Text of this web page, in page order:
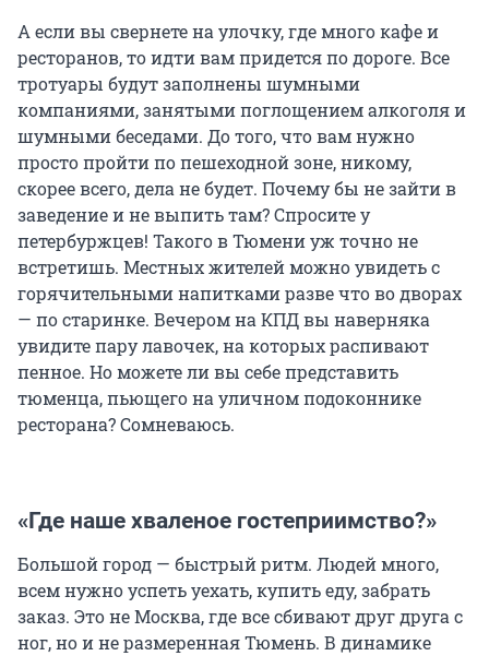
А если вы свернете на улочку, где много кафе и
ресторанов, то идти вам придется по дороге. Все
тротуары будут заполнены шумными
компаниями, занятыми поглощением алкоголя и
шумными беседами. До того, что вам нужно
просто пройти по пешеходной зоне, никому,
скорее всего, дела не будет. Почему бы не зайти в
заведение и не выпить там? Спросите у
петербуржцев! Такого в Тюмени уж точно не
встретишь. Местных жителей можно увидеть с
горячительными напитками разве что во дворах
— по старинке. Вечером на КПД вы наверняка
увидите пару лавочек, на которых распивают
пенное. Но можете ли вы себе представить
тюменца, пьющего на уличном подоконнике
ресторана? Сомневаюсь.
«Где наше хваленое гостеприимство?»
Большой город — быстрый ритм. Людей много,
всем нужно успеть уехать, купить еду, забрать
заказ. Это не Москва, где все сбивают друг друга с
ног, но и не размеренная Тюмень. В динамике